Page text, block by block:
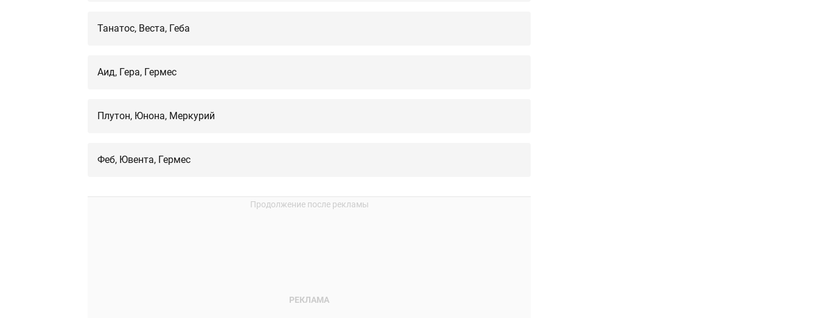
Танатос, Веста, Геба
Аид, Гера, Гермес
Плутон, Юнона, Меркурий
Феб, Ювента, Гермес